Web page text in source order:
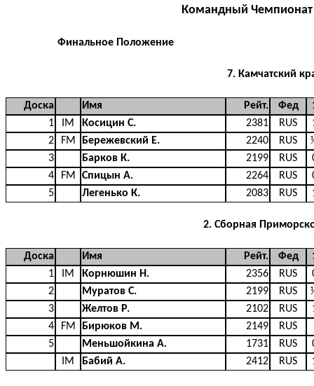
Командный
Финальное Положение
7. Камчатский
Доска Имя Рейт. Фед
1
IM Косицин С. 2381 RUS
2
FM Бережевский Е. 2240 RUS
3
Барков К. 2199 RUS
4
FM Спицын А. 2264 RUS
5
Легенько К. 2083 RUS
2. Сборная
Доска Имя Рейт. Фед
1
IM Корнюшин Н. 2356 RUS
2
Муратов С. 2199 RUS
3
Желтов Р. 2102 RUS
4
FM Бирюков М. 2149
RUS
5
Меньшойкина А. 1731 RUS
IM
Бабий А. 2412 RUS